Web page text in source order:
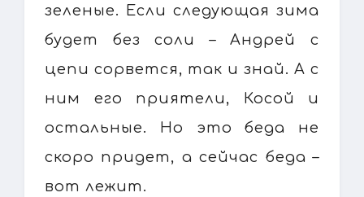
зеленые. Если следующая зима
будет без соли – Андрей с
цепи сорвется, так и знай. А с
ним его приятели, Косой и
остальные. Но это беда не
скоро придет, а сейчас беда –
вот лежит.